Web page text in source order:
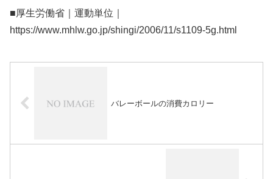
■厚生労働省｜運動単位｜
https://www.mhlw.go.jp/shingi/2006/11/s1109-5g.html
バレーボールの消費カロリー